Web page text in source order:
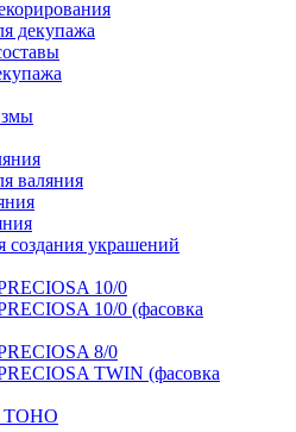
декупажа
валяния
создания украшений
10/0
10/0 (фасовка
8/0
TWIN (фасовка
TOHO